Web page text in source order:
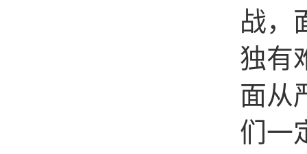
战，
独有
面从
们一